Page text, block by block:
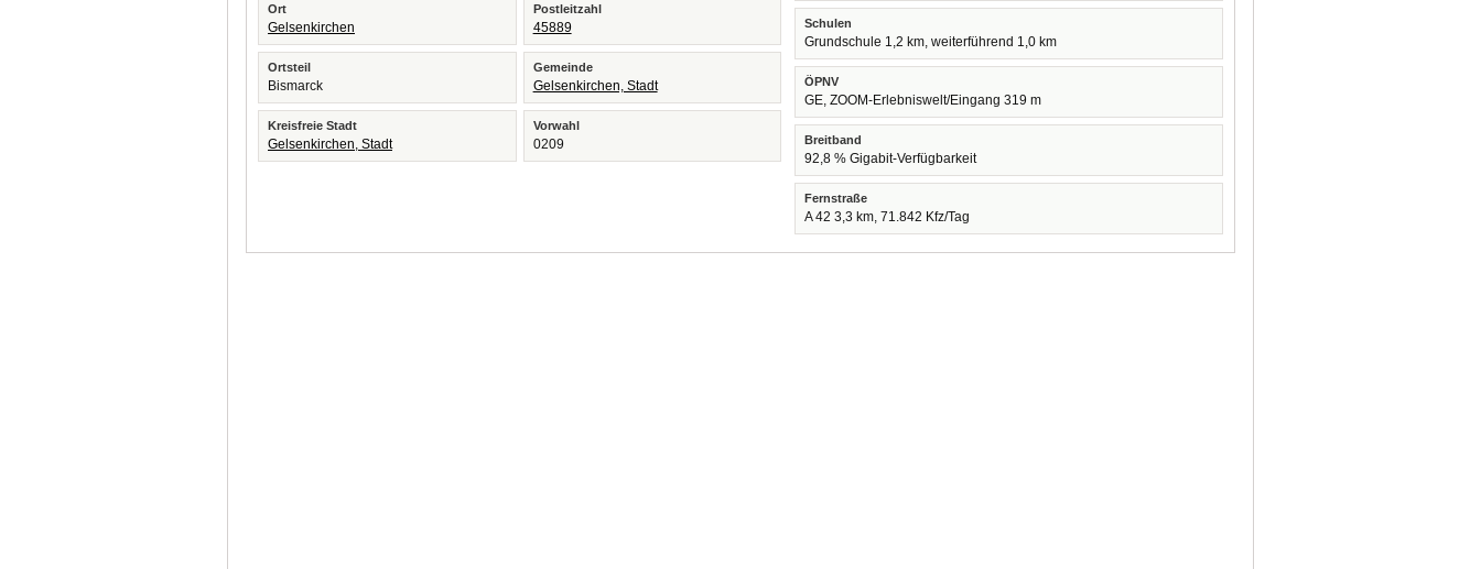
Ort
Gelsenkirchen
Postleitzahl
45889
Ortsteil
Bismarck
Gemeinde
Gelsenkirchen, Stadt
Kreisfreie Stadt
Gelsenkirchen, Stadt
Vorwahl
0209
Schulen
Grundschule 1,2 km, weiterführend 1,0 km
ÖPNV
GE, ZOOM-Erlebniswelt/Eingang 319 m
Breitband
92,8 % Gigabit-Verfügbarkeit
Fernstraße
A 42 3,3 km, 71.842 Kfz/Tag